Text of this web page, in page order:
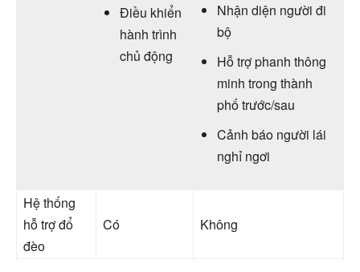
Điều khiển
hành trình
chủ động
Nhận diện người đi
bộ
Hỗ trợ phanh thông
minh trong thành
phố trước/sau
Cảnh báo người lái
nghỉ ngơi
Hệ thống
hỗ trợ đổ
đèo
Có Không